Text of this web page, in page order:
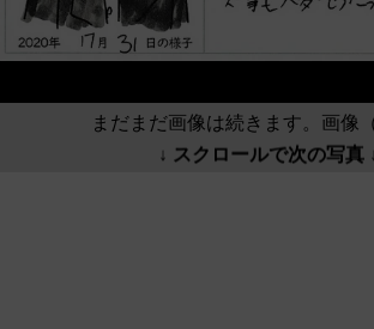
まだまだ画像は続きます。画像
↓ スクロールで次の写真 ↓